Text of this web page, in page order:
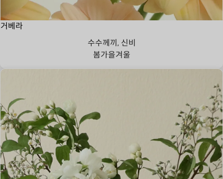
거베라
수수께끼, 신비
봄가을겨울